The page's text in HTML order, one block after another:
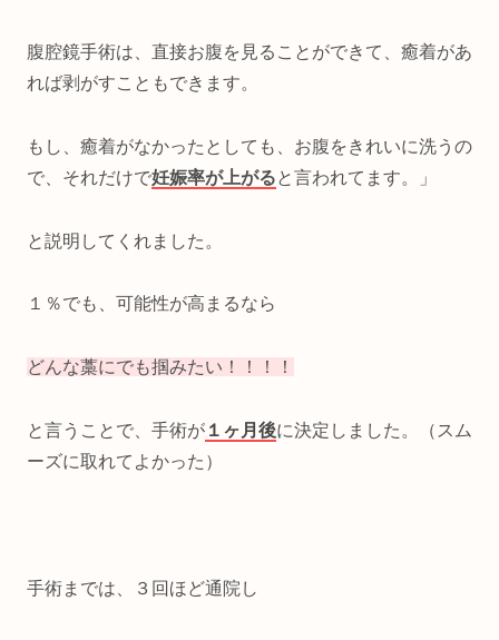
腹腔鏡手術は、直接お腹を見ることができて、癒着があ
れば剥がすこともできます。
もし、癒着がなかったとしても、お腹をきれいに洗うの
で、それだけで妊娠率が上がると言われてます。」
と説明してくれました。
１％でも、可能性が高まるなら
どんな藁にでも掴みたい！！！！
と言うことで、手術が １ヶ月後に決定しました。（スム
ーズに取れてよかった）
手術までは、３回ほど通院し